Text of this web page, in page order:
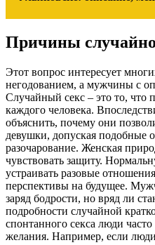
Причины
Этот вопрос интересует
негодованием, а мужчины с
Случайный секс – это то, что
каждого человека.
объяснить, почему они
девушки, допуская подобные
разочарование. Женская
чувствовать защиту.
устраивать разовые
перспективы на будущее.
заряд бодрости, но вряд ли
подробности случайной
спонтанного секса люди
желания. Например, если